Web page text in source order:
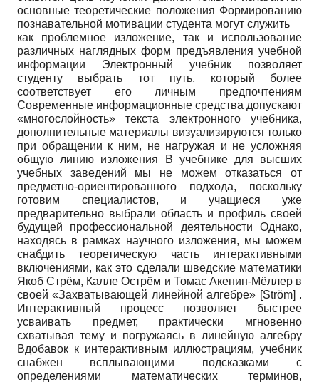
основные теоретические положения Формированию
познавательной мотивации студента могут служить
как проблемное изложение, так и использование
различных наглядных форм предъявления учебной
информации Электронный учебник позволяет
студенту выбрать тот путь, который более
соответствует его личным предпочтениям
Современные информационные средства допускают
«многослойность» текста электронного учебника,
дополнительные материалы визуализируются только
при обращении к ним, не нагружая и не усложняя
общую линию изложения В учебнике для высших
учебных заведений мы не можем отказаться от
предметно-ориентированного подхода, поскольку
готовим специалистов, и учащиеся уже
предварительно выбрали область и профиль своей
будущей профессиональной деятельности Однако,
находясь в рамках научного изложения, мы можем
снабдить теоретическую часть интерактивными
включениями, как это сделали шведские математики
Якоб Стрём, Калле Острём и Томас Акенин-Мёллер в
своей «Захватывающей линейной алгебре» [Ström] .
Интерактивный процесс позволяет быстрее
усваивать предмет, практически мгновенно
схватывая тему и погружаясь в линейную алгебру
Вдобавок к интерактивным иллюстрациям, учебник
снабжен всплывающими подсказками с
определениями математических терминов,